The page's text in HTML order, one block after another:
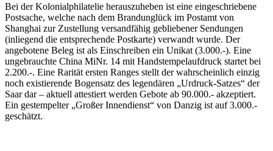
Bei der Kolonialphilatelie herauszuheben ist eine eingeschriebene
Postsache, welche nach dem Brandunglück im Postamt von
Shanghai zur Zustellung versandfähig gebliebener Sendungen
(inliegend die entsprechende Postkarte) verwandt wurde. Der
angebotene Beleg ist als Einschreiben ein Unikat (3.000.-). Eine
ungebrauchte China MiNr. 14 mit Handstempelaufdruck startet bei
2.200.-. Eine Rarität ersten Ranges stellt der wahrscheinlich einzig
noch existierende Bogensatz des legendären „Urdruck-Satzes“ der
Saar dar – aktuell attestiert werden Gebote ab 90.000.- akzeptiert.
Ein gestempelter „Großer Innendienst“ von Danzig ist auf 3.000.-
geschätzt.